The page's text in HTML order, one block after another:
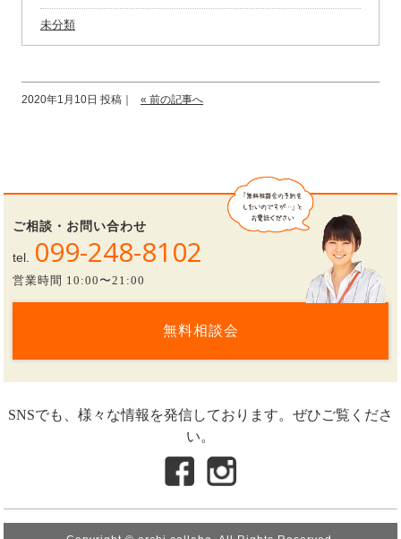
未分類
2020年1月10日 投稿｜ « 前の記事へ
ご相談・お問い合わせ
tel. 099-248-8102
営業時間 10:00〜21:00
無料相談会
SNSでも、様々な情報を発信しております。ぜひご覧くださ
い。